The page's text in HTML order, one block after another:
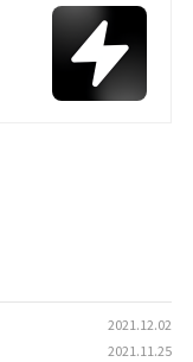
2021.12.02
2021.11.25